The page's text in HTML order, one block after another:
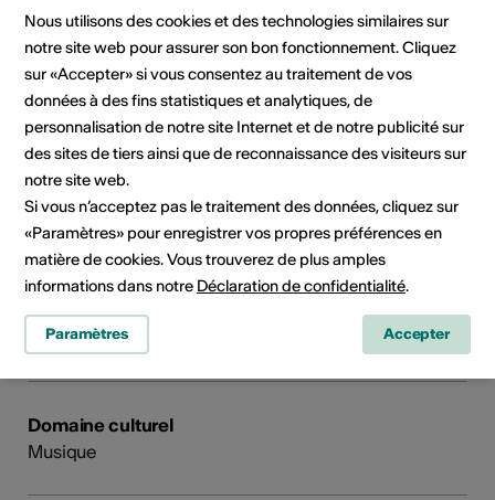
ReconnaissancesPour-cent culturel Migros
2013 et 2015 Solidarvox
2006 Bourses des
Fondations Dubuis, Juchum
et Dénéréaz
Collectifs
d'artistes
Domaine culturel
Musique
Nous utilisons des cookies et des technologies similaires sur
notre site web pour assurer son bon fonctionnement. Cliquez
sur «Accepter» si vous consentez au traitement de vos
données à des fins statistiques et analytiques, de
personnalisation de notre site Internet et de notre publicité sur
des sites de tiers ainsi que de reconnaissance des visiteurs sur
notre site web.
Si vous n’acceptez pas le traitement des données, cliquez sur
«Paramètres» pour enregistrer vos propres préférences en
matière de cookies. Vous trouverez de plus amples
informations dans notre Déclaration de confidentialité.
Paramètres Accepter